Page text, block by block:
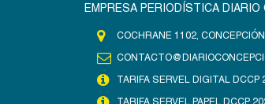
EMPRESA PERIODÍSTICA
COCHRANE 1102,
TARIFA SERVEL DIGITAL DCCP
TARIFA SERVEL PAPEL DCCP